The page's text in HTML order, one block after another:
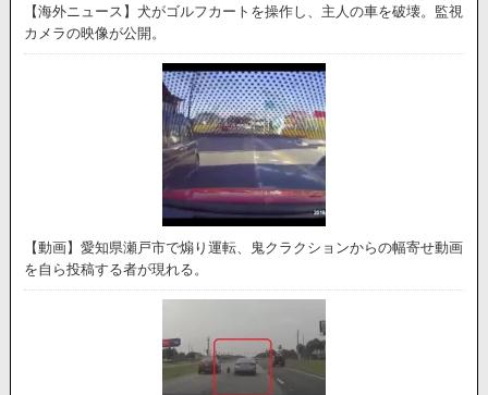
【海外ニュース】犬がゴルフカートを操作し、主人の車を破壊。監視
カメラの映像が公開。
【動画】愛知県瀬戸市で煽り運転、鬼クラクションからの幅寄せ動画
を自ら投稿する者が現れる。